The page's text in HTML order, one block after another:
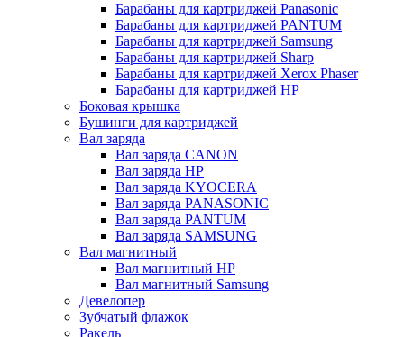
Барабаны для картриджей Panasonic
Барабаны для картриджей PANTUM
Барабаны для картриджей Samsung
Барабаны для картриджей Sharp
Барабаны для картриджей Xerox Phaser
Барабаны для картриджей НР
Боковая крышка
Бушинги для картриджей
Вал заряда
Вал заряда CANON
Вал заряда HP
Вал заряда KYOCERA
Вал заряда PANASONIC
Вал заряда PANTUM
Вал заряда SAMSUNG
Вал магнитный
Вал магнитный HP
Вал магнитный Samsung
Девелопер
Зубчатый флажок
Ракель